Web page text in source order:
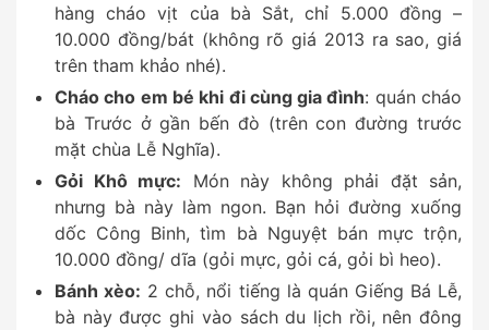
hàng cháo vịt của bà Sắt, chỉ 5.000 đồng –
10.000 đồng/bát (không rõ giá 2013 ra sao, giá
trên tham khảo nhé).
Cháo cho em bé khi đi cùng gia đình: quán cháo
bà Trước ở gần bến đò (trên con đường trước
mặt chùa Lễ Nghĩa).
Gỏi Khô mực: Món này không phải đặt sản,
nhưng bà này làm ngon. Bạn hỏi đường xuống
dốc Công Binh, tìm bà Nguyệt bán mực trộn,
10.000 đồng/ dĩa (gỏi mực, gỏi cá, gỏi bì heo).
Bánh xèo: 2 chỗ, nổi tiếng là quán Giếng Bá Lễ,
bà này được ghi vào sách du lịch rồi, nên đông